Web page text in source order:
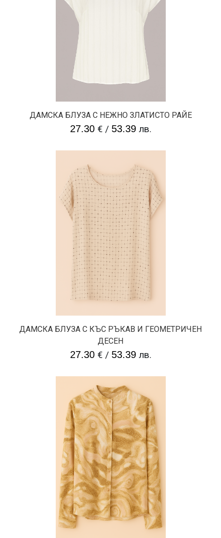
ДАМСКА БЛУЗА С НЕЖНО ЗЛАТИСТО РАЙЕ
27.30€/ 53.39лв.
ДАМСКА БЛУЗА С КЪС РЪКАВ И ГЕОМЕТРИЧЕН
ДЕСЕН
27.30€/ 53.39лв.